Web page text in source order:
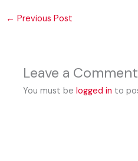
← Previous Post
Leave a Comment
You must belogged in to